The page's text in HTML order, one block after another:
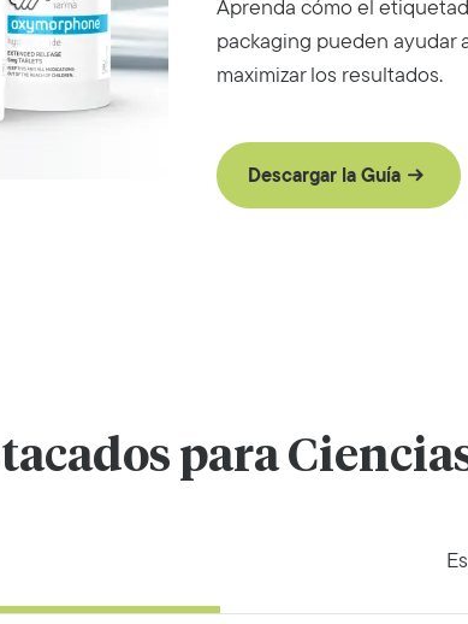
Aprenda cómo el
packaging pueden ayudar
maximizar los resultados.
Descargar la Guía
para